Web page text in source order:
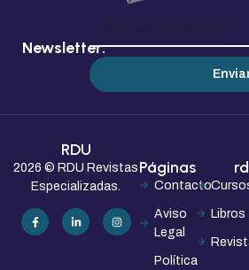
Newsletter:
RDU
2026 © RDU Revistas
Especializadas.
Páginas
Contacto
Aviso
Legal
Política
Libros